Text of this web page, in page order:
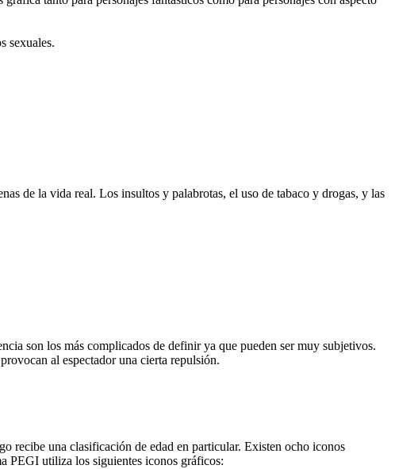
sexuales.
de la vida real. Los insultos y palabrotas, el uso de tabaco y drogas, y las
son los más complicados de definir ya que pueden ser muy subjetivos.
al espectador una cierta repulsión.
recibe una clasificación de edad en particular. Existen ocho iconos
PEGI utiliza los siguientes iconos gráficos: